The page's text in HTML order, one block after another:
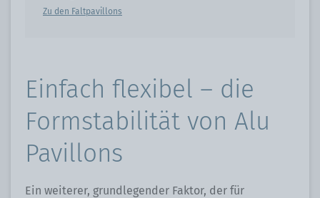
Zu den Faltpavillons
Einfach flexibel – die
Formstabilität von Alu
Pavillons
Ein weiterer, grundlegender Faktor, der für